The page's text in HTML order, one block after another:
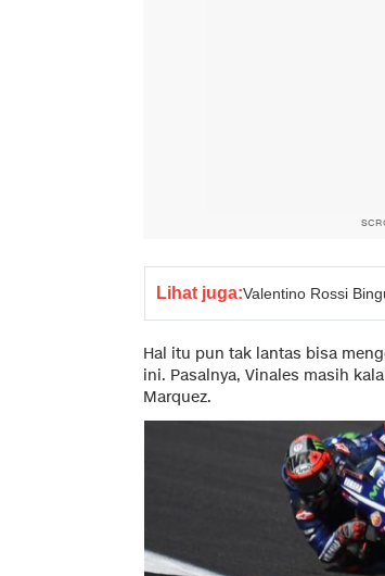
Lihat juga:Valentino Rossi
Hal itu pun tak lantas bisa
ini. Pasalnya, Vinales masih
Marquez.